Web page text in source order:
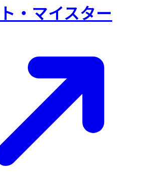
・マイスター